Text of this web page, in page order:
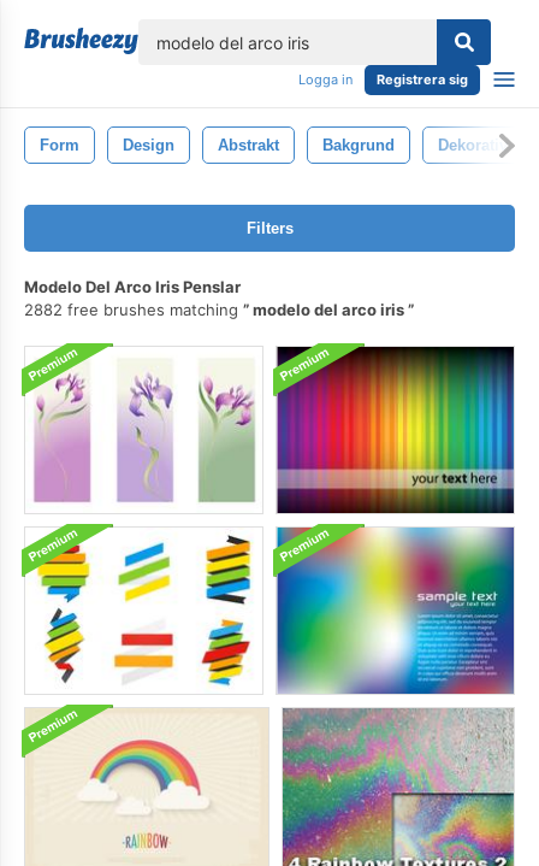
Logga in Registrera sig
Form Design Abstrakt Bakgrund Dekorativ
Filters
Modelo Del Arco Iris Penslar
2882 free brushes matching
modelo del arco iris